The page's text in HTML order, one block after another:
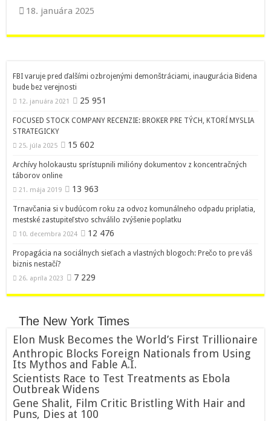
18. januára 2025
FBI varuje pred ďalšími ozbrojenými demonštráciami, inaugurácia Bidena
bude bez verejnosti
12. januára 2021 25 951
FOCUSED STOCK COMPANY RECENZIE: BROKER PRE TÝCH, KTORÍ MYSLIA
STRATEGICKY
25. júla 2025 15 602
Archívy holokaustu sprístupnili milióny dokumentov z koncentračných
táborov online
21. mája 2019 13 963
Trnavčania si v budúcom roku za odvoz komunálneho odpadu priplatia,
mestské zastupiteľstvo schválilo zvýšenie poplatku
10. decembra 2024 12 476
Propagácia na sociálnych sieťach a vlastných blogoch: Prečo to pre váš
biznis nestačí?
26. apríla 2023 7 229
The New York Times
Elon Musk Becomes the World’s First Trillionaire
Anthropic Blocks Foreign Nationals from Using
Its Mythos and Fable A.I.
Scientists Race to Test Treatments as Ebola
Outbreak Widens
Gene Shalit, Film Critic Bristling With Hair and
Puns, Dies at 100